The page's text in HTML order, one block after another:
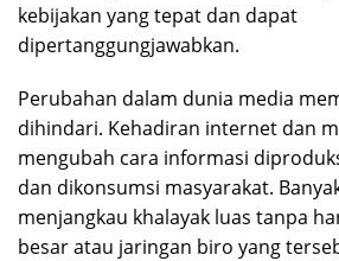
kebijakan yang tepat dan dapat
dipertanggungjawabkan.
Perubahan dalam dunia media
dihindari. Kehadiran internet dan
mengubah cara informasi
dan dikonsumsi masyarakat.
menjangkau khalayak luas tanpa
besar atau jaringan biro yang